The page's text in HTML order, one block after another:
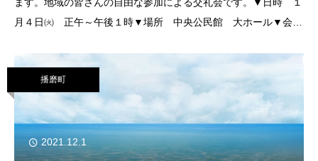
月４日㈫ 正午～午後１時▼場所 中央公民館 大ホール▼会
み・問合せ 参加希望の方は、12月1
播磨町
2021.12.1